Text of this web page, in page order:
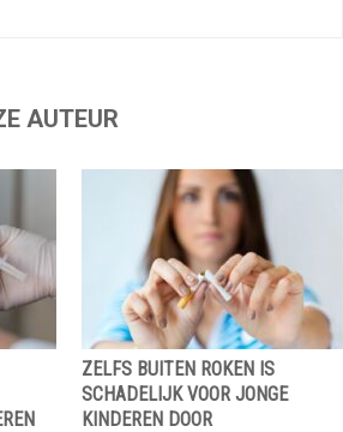
AUTEUR
ZELFS BUITEN ROKEN IS
SCHADELIJK VOOR JONGE
KINDEREN DOOR